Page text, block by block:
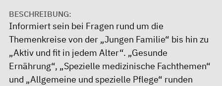
BESCHREIBUNG:
Informiert sein bei Fragen rund um die
Themenkreise von der „Jungen Familie“ bis hin zu
„Aktiv und fit in jedem Alter“. „Gesunde
Ernährung“, „Spezielle medizinische Fachthemen“
und „Allgemeine und spezielle Pflege“ runden